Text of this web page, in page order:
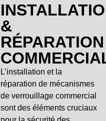
&
RÉPARATION
L’installation et la
réparation de mécanismes
de verrouillage commercial
sont des éléments cruciaux